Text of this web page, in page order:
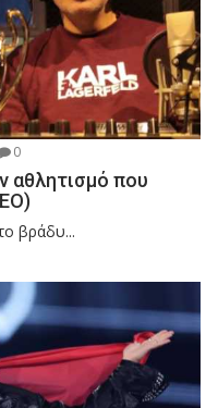
0
αθλητισμό που
βράδυ...